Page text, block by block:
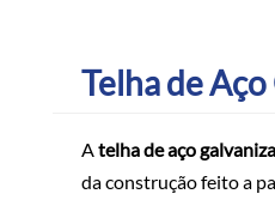
Telha de
Atelha de aço
da construção feito a